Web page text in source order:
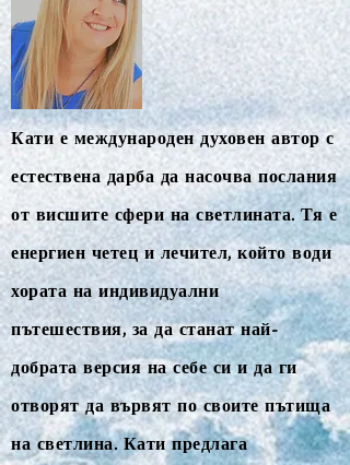
Кати е международен духовен автор с
естествена дарба да насочва послания
от висшите сфери на светлината. Тя е
енергиен четец и лечител, който води
хората на индивидуални
пътешествия, за да станат най-
добрата версия на себе си и да ги
отворят да вървят по своите пътища
на светлина. Кати предлага